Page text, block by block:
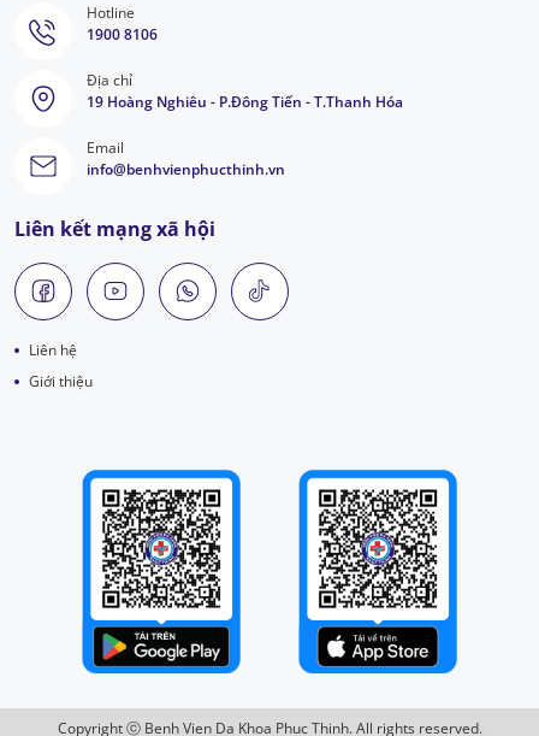
Hotline
1900 8106
Địa chỉ
19 Hoàng Nghiêu - P.Đông Tiến - T.Thanh Hóa
Email
info@benhvienphucthinh.vn
Liên kết mạng xã hội
Liên hệ
Giới thiệu
Copyright ⓒ Benh Vien Da Khoa Phuc Thinh. All rights reserved.